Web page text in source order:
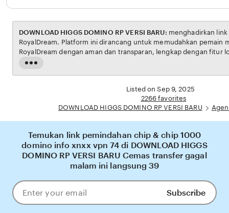
Read
the
DOWNLOAD HIGGS DOMINO RP VERSI BARU:
RoyalDream. Platform ini dirancang untuk memudahkan pemain menikmati permainan
RoyalDream dengan aman dan transparan, lengkap dengan fitur login cepat dan navigasi
yang ramah pengguna. Setiap transaksi dijamin aman, sementara update hasil dan
Listed on Sep 9, 2025
2266 favorites
DOWNLOAD HIGGS DOMINO RP VERSI BARU
Temukan link pemindahan chip & chip 1000
domino info xnxx vpn 74 di DOWNLOAD HIGGS
DOMINO RP VERSI BARU Cemas transfer gagal
malam ini langsung 39
Enter
your
Subscribe